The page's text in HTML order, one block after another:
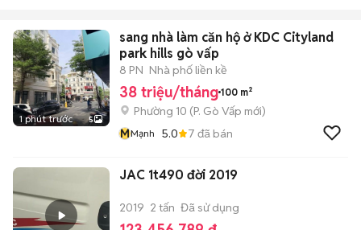
1 phút trước 5
sang nhà làm căn hộ ở KDC Cityland
park hills gò vấp
8 PN Nhà phố liền kề
38 triệu/tháng 100 m²
Phường 10 (P. Gò Vấp mới)
MMạnh 5.0 7 đã bán
JAC 1t490 đời 2019
2019 2 tấn Đã sử dụng